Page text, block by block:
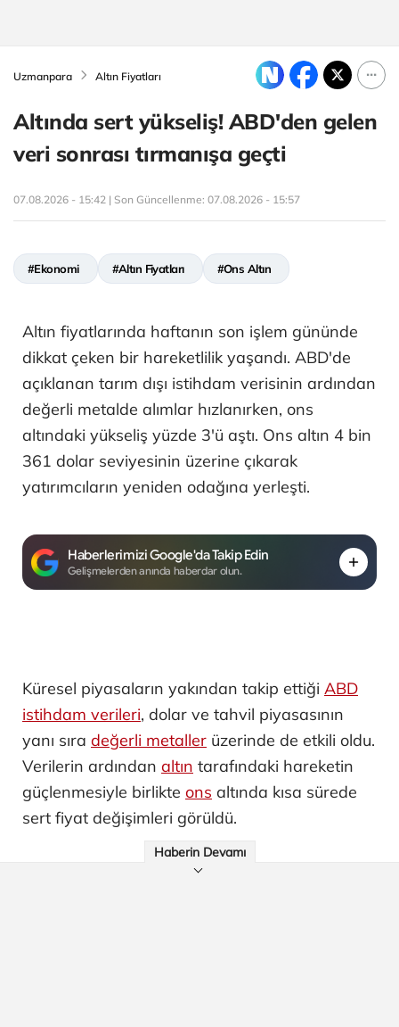
Uzmanpara Altın Fiyatları
Altında sert yükseliş! ABD'den gelen
veri sonrası tırmanışa geçti
07.08.2026 - 15:42 | Son Güncellenme: 07.08.2026 - 15:57
#Ekonomi #Altın Fiyatları #Ons Altın
Altın fiyatlarında haftanın son işlem gününde
dikkat çeken bir hareketlilik yaşandı. ABD'de
açıklanan tarım dışı istihdam verisinin ardından
değerli metalde alımlar hızlanırken, ons
altındaki yükseliş yüzde 3'ü aştı. Ons altın 4 bin
361 dolar seviyesinin üzerine çıkarak
yatırımcıların yeniden odağına yerleşti.
Haberlerimizi Google'da Takip Edin
Gelişmelerden anında haberdar olun.
Küresel piyasaların yakından takip ettiği ABD
istihdam verileri, dolar ve tahvil piyasasının
yanı sıra değerli metaller üzerinde de etkili oldu.
Verilerin ardından altın tarafındaki hareketin
güçlenmesiyle birlikte ons altında kısa sürede
sert fiyat değişimleri görüldü.
Haberin Devamı